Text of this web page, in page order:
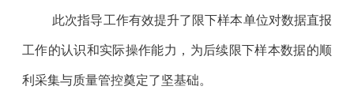
此次指导工作有效提升了限下样本单位对数据直报
工作的认识和实际操作能力，为后续限下样本数据的顺
利采集与质量管控奠定了坚基础。